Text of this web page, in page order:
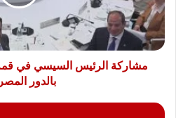
السبع
تعكس
ثقة
دولية
بالدورمشاركة الرئيس السيسي في
بالدور
حدث